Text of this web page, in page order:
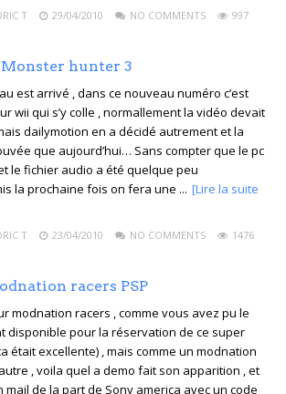
T 29/04/2010 NO COMMENTS
997
hunter 3
est arrivé , dans ce nouveau numéro c’est
wii qui s’y colle , normallement la vidéo devait
dailymotion en a décidé autrement et la
que aujourd’hui… Sans compter que le pc
le fichier audio a été quelque peu
la prochaine fois on fera une ... [Lire la suite
T 23/04/2010 NO COMMENTS
1476
racers PSP
modnation racers , comme vous avez pu le
disponible pour la réservation de ce super
était excellente) , mais comme un modnation
, voila quel a demo fait son apparition , et
mail de la part de Sony america avec un code